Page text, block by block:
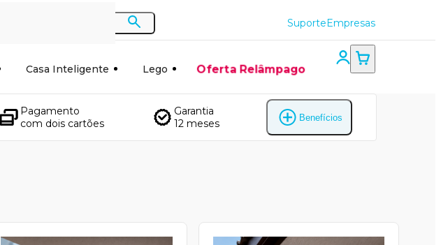
SuporteEmpresas
Casa Inteligente Lego Oferta Relâmpago
Pagamento
com dois cartões
Garantia
12 meses
Benefícios